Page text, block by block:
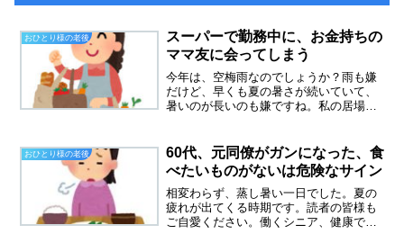
おひとり様の老後
スーパーで勤務中に、お金持ちの
ママ友に会ってしまう
今年は、空梅雨なのでしょうか？雨も嫌
だけど、早くも夏の暑さが続いていて、
暑いのが長いのも嫌ですね。私の居場所
ぬ人に話しかけられる「○○君のママ？！
なんでこんな所にいるの...
おひとり様の老後
60代、元同僚がガンになった、食
べたいものがないは危険なサイン
相変わらず、蒸し暑い一日でした。夏の
疲れが出てくる時期です。読者の皆様も
ご自愛ください。働くシニア、健康でい